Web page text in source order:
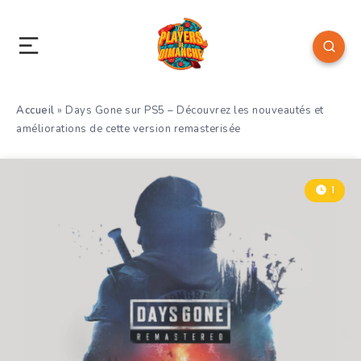
Accueil » Days Gone sur PS5 – Découvrez les nouveautés et
améliorations de cette version remasterisée
1